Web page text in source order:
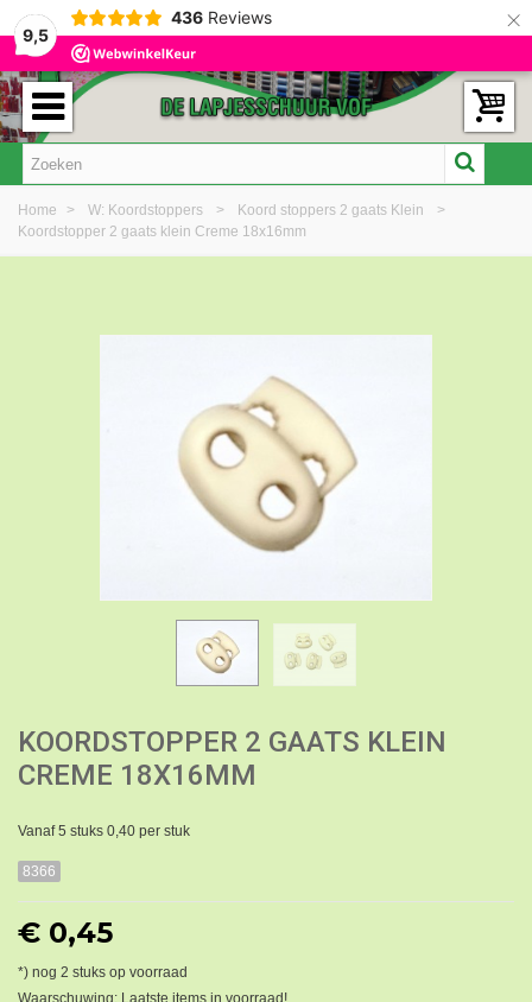
9,5
436 Reviews ×
Home > W: Koordstoppers > Koord stoppers 2 gaats Klein
>
Koordstopper 2 gaats klein Creme 18x16mm
KOORDSTOPPER 2 GAATS KLEIN
CREME 18X16MM
Vanaf 5 stuks 0,40 per stuk
8366
€ 0,45
*) nog 2 stuks op voorraad
Waarschuwing: Laatste items in voorraad!